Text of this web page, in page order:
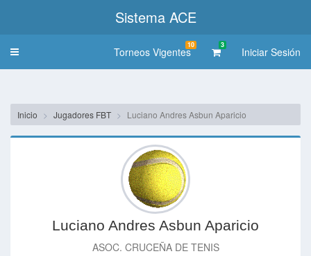
Sistema ACE
Toggle
Torneos Vigentes
10 3
Iniciar Sesión
Inicio Jugadores FBT Luciano Andres Asbun Aparicio
Luciano Andres Asbun Aparicio
ASOC. CRUCEÑA DE TENIS